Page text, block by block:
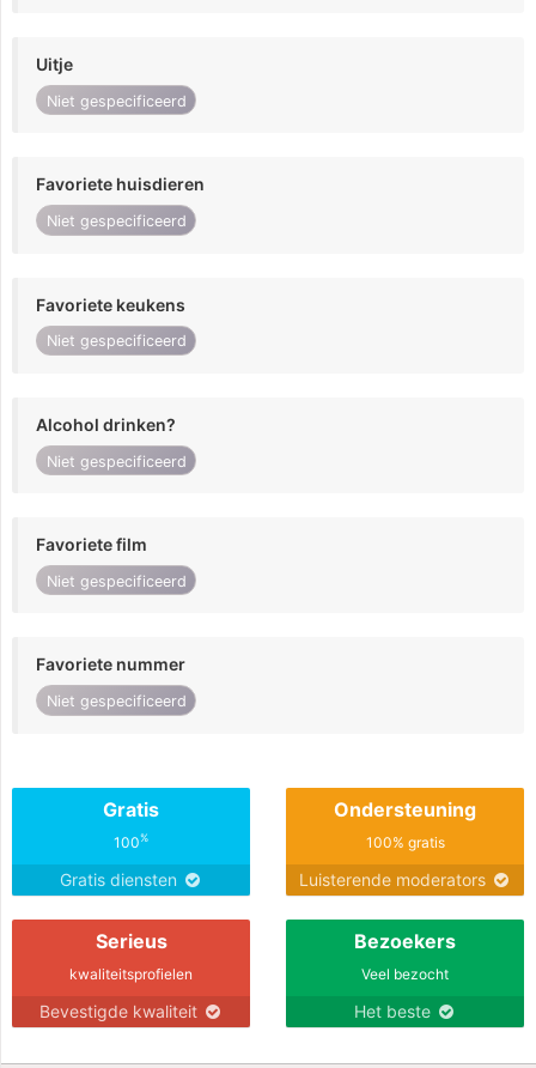
Uitje
Niet gespecificeerd
Favoriete huisdieren
Niet gespecificeerd
Favoriete keukens
Niet gespecificeerd
Alcohol drinken?
Niet gespecificeerd
Favoriete film
Niet gespecificeerd
Favoriete nummer
Niet gespecificeerd
Gratis
100%
Gratis diensten
Ondersteuning
100% gratis
Luisterende moderators
Serieus
kwaliteitsprofielen
Bevestigde kwaliteit
Bezoekers
Veel bezocht
Het beste